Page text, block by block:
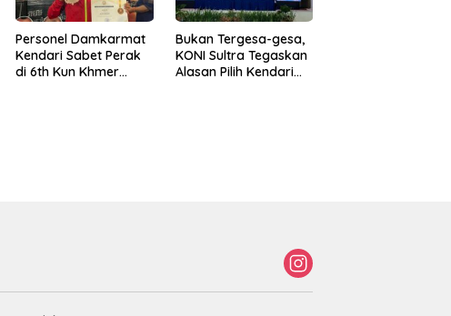
Personel Damkarmat
Kendari Sabet Perak
di 6th Kun Khmer
Bukan Tergesa-gesa,
KONI Sultra Tegaskan
Alasan Pilih Kendari